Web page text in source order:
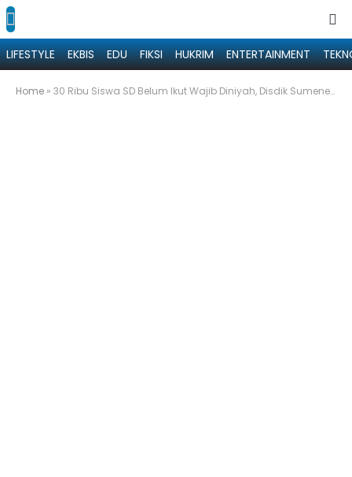
LIFESTYLE EKBIS EDU FIKSI HUKRIM ENTERTAINMENT
Home » 30 Ribu Siswa SD Belum Ikut Wajib Diniyah, Disdik Sumenep Evaluasi Pelaksanaan hingga Sanksi